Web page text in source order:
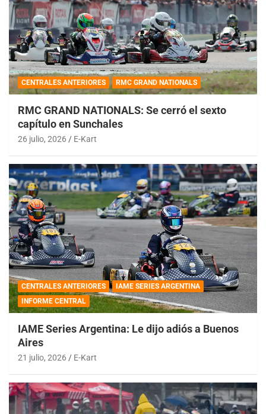
CENTRALES ANTERIORES RMC GRAND NATIONALS
RMC GRAND NATIONALS: Se cerró el sexto
capítulo en Sunchales
26 julio, 2026 E-Kart
CENTRALES ANTERIORES
IAME SERIES ARGENTINA
INFORME CENTRAL
IAME Series Argentina: Le dijo adiós a Buenos
Aires
21 julio, 2026 E-Kart